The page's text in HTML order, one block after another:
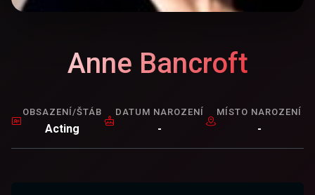
Anne Bancroft
OBSAZENÍ/ŠTÁB
Acting
DATUM NAROZENÍ
-
MÍSTO NAROZENÍ
-